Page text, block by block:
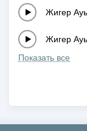
Жигер
Жигер
Показать все